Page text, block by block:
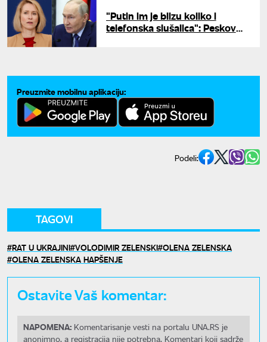
"Putin im je blizu koliko i
telefonska slušalica": Peskov
Preuzmite mobilnu aplikaciju:
Podeli:
TAGOVI
RAT U UKRAJINI VOLODIMIR ZELENSKI OLENA ZELENSKA
OLENA ZELENSKA HAPŠENJE
Ostavite Vaš komentar:
NAPOMENA: Komentarisanje vesti na portalu UNA.RS je
anonimno, a registracija nije potrebna. Komentari koji sadrže